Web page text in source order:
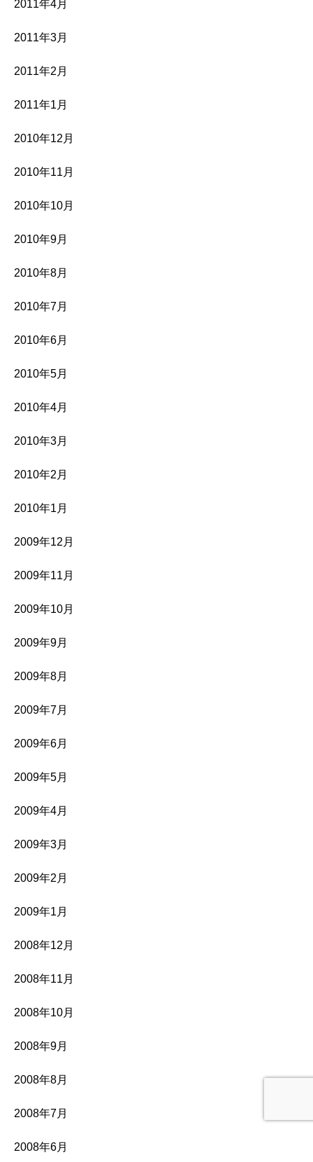
2011年4月
2011年3月
2011年2月
2011年1月
2010年12月
2010年11月
2010年10月
2010年9月
2010年8月
2010年7月
2010年6月
2010年5月
2010年4月
2010年3月
2010年2月
2010年1月
2009年12月
2009年11月
2009年10月
2009年9月
2009年8月
2009年7月
2009年6月
2009年5月
2009年4月
2009年3月
2009年2月
2009年1月
2008年12月
2008年11月
2008年10月
2008年9月
2008年8月
2008年7月
2008年6月